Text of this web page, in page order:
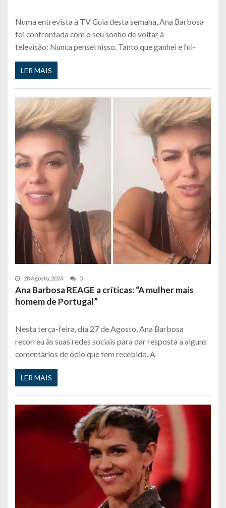
Numa entrevista à TV Guia desta semana, Ana Barbosa
foi confrontada com o seu sonho de voltar à
televisão: Nunca pensei nisso. Tanto que ganhei e fui-
LER MAIS
28 Agosto, 2024 0
Ana Barbosa REAGE a críticas: “A mulher mais
homem de Portugal”
Nesta terça-feira, dia 27 de Agosto, Ana Barbosa
recorreu às suas redes sociais para dar resposta a alguns
comentários de ódio que tem recebido. A
LER MAIS